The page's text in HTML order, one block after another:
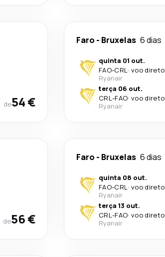
de54 €
Faro - Bruxelas 6 dias
quinta 01 out.
FAO-CRL· voo direto
Ryanair
terça 06 out.
CRL-FAO· voo direto
Ryanair
de56 €
Faro - Bruxelas 6 dias
quinta 08 out.
FAO-CRL· voo direto
Ryanair
terça 13 out.
CRL-FAO· voo direto
Ryanair